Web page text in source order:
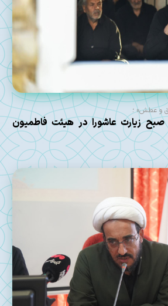
و عطش» ؛
صبح زیارت عاشورا در هیئت فاطمیون